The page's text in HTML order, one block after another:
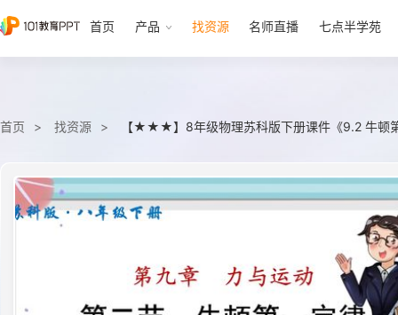
首页 产品 找资源 名师直播 七点半学苑
首页 找资源 【★★★】8年级物理苏科版下册课件《9.2 牛顿